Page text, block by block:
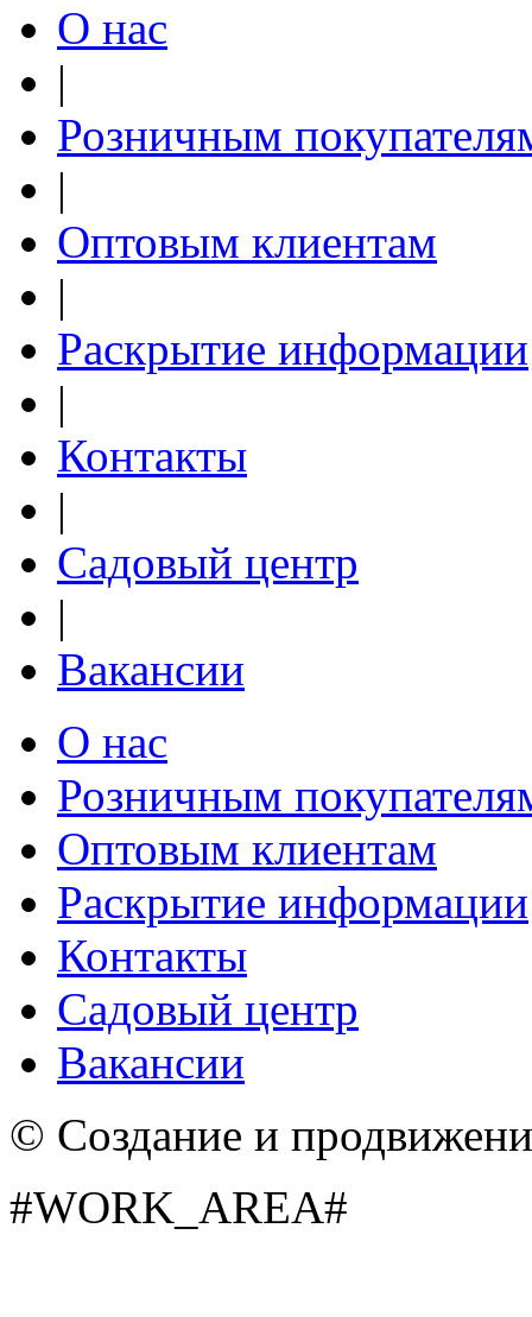
О нас
|
Розничным
|
Оптовым клиентам
|
Раскрытие информации
|
Контакты
|
Садовый центр
|
Вакансии
О нас
Розничным
Оптовым клиентам
Раскрытие информации
Контакты
Садовый центр
Вакансии
© Создание и
#WORK_AREA#